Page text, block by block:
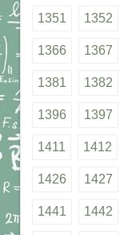
1351 1352
1366 1367
1381 1382
1396 1397
1411 1412
1426 1427
1441 1442